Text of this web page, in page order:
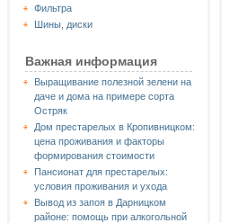
Фильтра
Шины, диски
Важная информация
Выращивание полезной зелени на
даче и дома на примере сорта
Остряк
Дом престарелых в Кропивницком:
цена проживания и факторы
формирования стоимости
Пансионат для престарелых:
условия проживания и ухода
Вывод из запоя в Дарницком
районе: помощь при алкогольной